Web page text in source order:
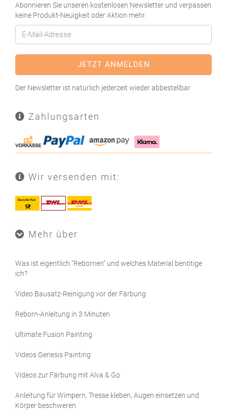
Abonnieren Sie unseren kostenlosen Newsletter und verpassen
keine Produkt-Neuigkeit oder Aktion mehr.
Der Newsletter ist natürlich jederzeit wieder abbestellbar
Zahlungsarten
Wir versenden mit:
Mehr über
Was ist eigentlich "Rebornen" und welches Material benötige
ich?
Video Bausatz-Reinigung vor der Färbung
Reborn-Anleitung in 3 Minuten
Ultimate Fusion Painting
Videos Genesis Painting
Videos zur Färbung mit Alva & Go
Anleitung für Wimpern, Tresse kleben, Augen einsetzen und
Körper beschweren